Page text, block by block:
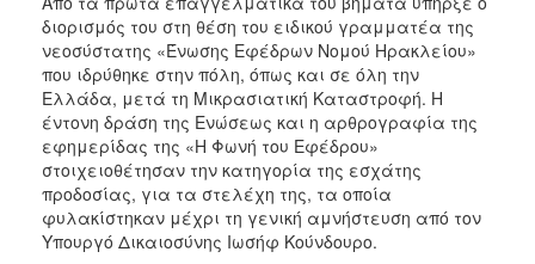
διορισμός του στη θέση του ειδικού γραμματέα της
νεοσύστατης «Ένωσης Εφέδρων Νομού Ηρακλείου»
που ιδρύθηκε στην πόλη, όπως και σε όλη την
Ελλάδα, μετά τη Μικρασιατική Καταστροφή. Η
έντονη δράση της Ενώσεως και η αρθρογραφία της
εφημερίδας της «Η Φωνή του Εφέδρου»
στοιχειοθέτησαν την κατηγορία της εσχάτης
προδοσίας, για τα στελέχη της, τα οποία
φυλακίστηκαν μέχρι τη γενική αμνήστευση από τον
Υπουργό Δικαιοσύνης Ιωσήφ Κούνδουρο.